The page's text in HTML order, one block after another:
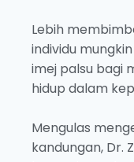
Lebih
individu
imej palsu bagi
hidup dalam
Mengulas
kandungan, Dr.